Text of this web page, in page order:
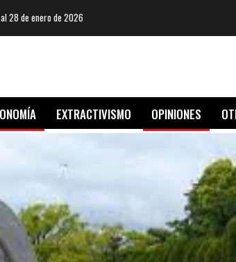
28 de enero de 2026
EXTRACTIVISMO OPINIONES